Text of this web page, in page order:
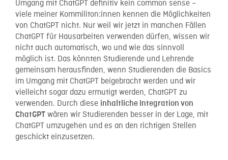
Umgang mit ChatGPT definitiv kein common sense –
viele meiner Kommiliton:innen kennen die Möglichkeiten
von ChatGPT nicht. Nur weil wir jetzt in manchen Fällen
ChatGPT für Hausarbeiten verwenden dürfen, wissen wir
nicht auch automatisch, wo und wie das sinnvoll
möglich ist. Das könnten Studierende und Lehrende
gemeinsam herausfinden, wenn Studierenden die Basics
im Umgang mit ChatGPT beigebracht werden und wir
vielleicht sogar dazu ermutigt werden, ChatGPT zu
verwenden. Durch diese inhaltliche Integration von
ChatGPT wären wir Studierenden besser in der Lage, mit
ChatGPT umzugehen und es an den richtigen Stellen
geschickt einzusetzen.